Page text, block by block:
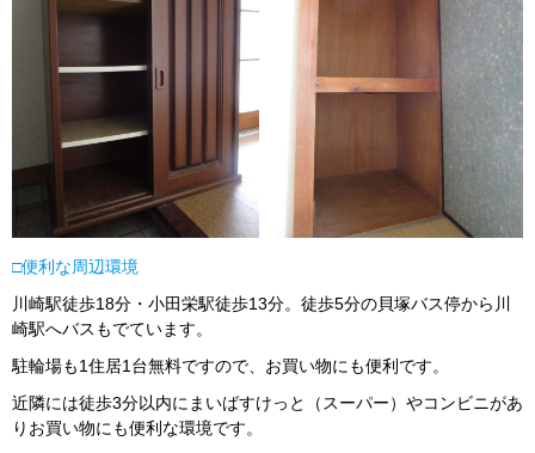
□便利な周辺環境
川崎駅徒歩18分・小田栄駅徒歩13分。徒歩5分の貝塚バス停から川
崎駅へバスもでています。
駐輪場も1住居1台無料ですので、お買い物にも便利です。
近隣には徒歩3分以内にまいばすけっと（スーパー）やコンビニがあ
りお買い物にも便利な環境です。